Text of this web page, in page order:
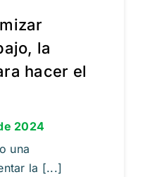
la
hacer el
2024
una
la [...]